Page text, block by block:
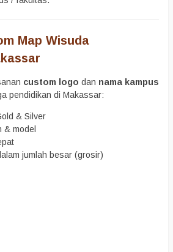
Map Wisuda
custom logo dan nama kampus
pendidikan di Makassar:
& Silver
& model
jumlah besar (grosir)